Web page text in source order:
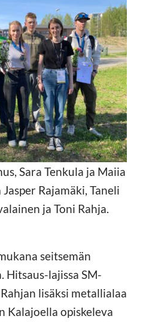
Sara Tenkula ja Maiia
Rajamäki, Taneli
ja Toni Rahja.
seitsemän
lajissa SM-
lisäksi metallialaa
Kalajoella opiskeleva